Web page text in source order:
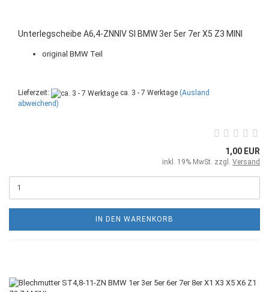
Unterlegscheibe A6,4-ZNNIV SI BMW 3er 5er 7er X5 Z3 MINI
original BMW Teil
Lieferzeit: ca. 3 - 7 Werktage (Ausland
abweichend)
1,00 EUR
inkl. 19% MwSt. zzgl. Versand
IN DEN WARENKORB